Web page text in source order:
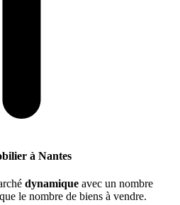
à Nantes
dynamique avec un nombre
le nombre de biens à vendre.